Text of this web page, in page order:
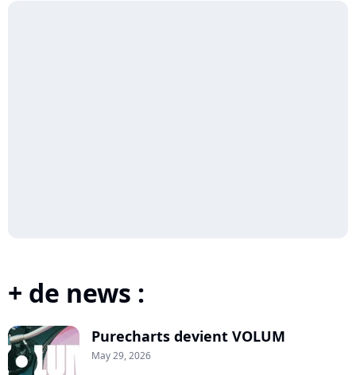
+ de news :
Purecharts devient VOLUM
May 29, 2026